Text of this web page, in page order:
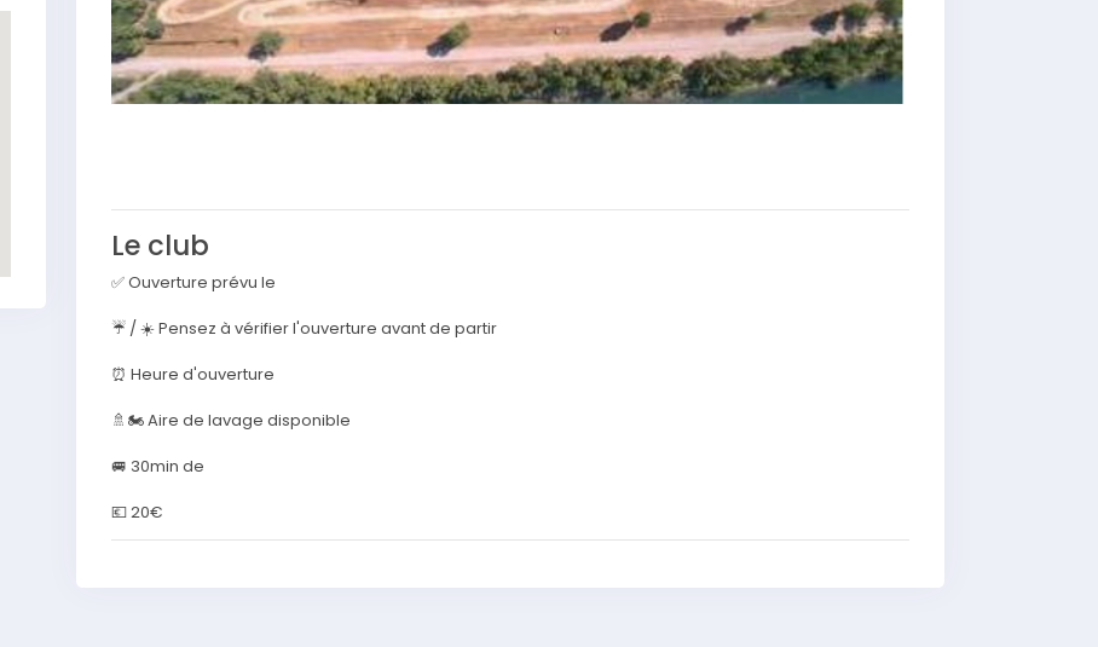
Le club
✅ Ouverture prévu le
☔️ / ☀️ Pensez à vérifier l'ouverture avant de partir
⏰ Heure d'ouverture
🚿🏍 Aire de lavage disponible
🚐 30min de
💶 20€